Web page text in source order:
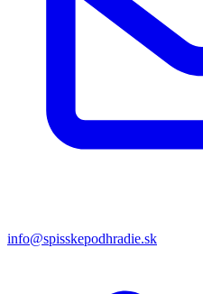
info@spisskepodhradie.sk